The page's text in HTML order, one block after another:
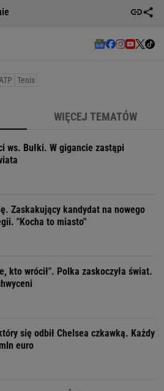
ATP Tenis
WIĘCEJ TEMATÓW
ws. Bułki. W gigancie zastąpi
Zaskakujący kandydat na nowego
"Kocha to miasto"
kto wrócił". Polka zaskoczyła świat.
się odbił Chelsea czkawką. Każdy
euro